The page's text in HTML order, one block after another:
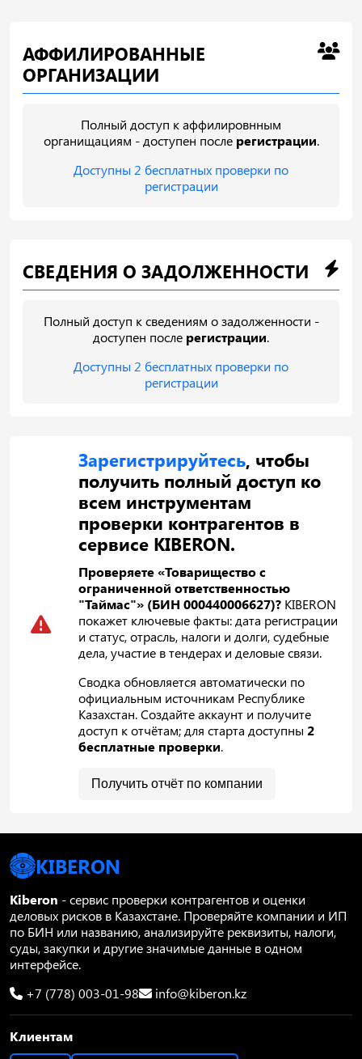
АФФИЛИРОВАННЫЕ
ОРГАНИЗАЦИИ
Полный доступ к аффилировнным
органищациям - доступен после регистрации.
Доступны 2 бесплатных проверки по
регистрации
СВЕДЕНИЯ О ЗАДОЛЖЕННОСТИ
Полный доступ к сведениям о задолженности -
доступен после регистрации.
Доступны 2 бесплатных проверки по
регистрации
Зарегистрируйтесь, чтобы
получить полный доступ ко
всем инструментам
проверки контрагентов в
сервисе KIBERON.
Проверяете «Товарищество с
ограниченной ответственностью
"Таймас"» (БИН 000440006627)? KIBERON
покажет ключевые факты: дата регистрации
и статус, отрасль, налоги и долги, судебные
дела, участие в тендерах и деловые связи.
Сводка обновляется автоматически по
официальным источникам Республике
Казахстан. Создайте аккаунт и получите
доступ к отчётам; для старта доступны2
бесплатные проверки.
Получить отчёт по компании
KIBERON
Kiberon - сервис проверки контрагентов и оценки
деловых рисков в Казахстане. Проверяйте компании и ИП
по БИН или названию, анализируйте реквизиты, налоги,
суды, закупки и другие значимые данные в одном
интерфейсе.
+7 (778) 003-01-98
info@kiberon.kz
Клиентам